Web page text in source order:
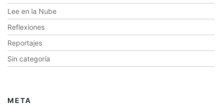
Lee en la Nube
Reflexiones
Reportajes
Sin categoría
META